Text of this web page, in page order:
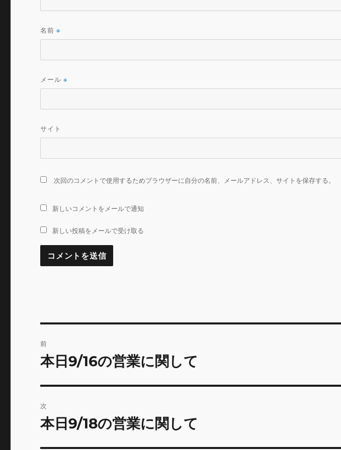
名前※
メール※
サイト
次回のコメントで使用するためブラウザーに自分の名前、メールアドレス、サイトを保存する。
新しいコメントをメールで通知
新しい投稿をメールで受け取る
稿
ゲ
前
前
投
稿:
本日9/16の営業に関して
次
次
本日9/18の営業に関して